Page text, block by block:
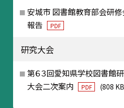
安城市 図書館教育部会研
報告
PDF
研究大会
第６３回愛知県学校図書館
大会二次案内
PDF (808